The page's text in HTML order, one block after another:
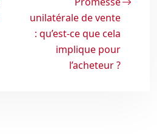
unilatérale de vente
: qu’est-ce que cela
implique pour
l’acheteur ?